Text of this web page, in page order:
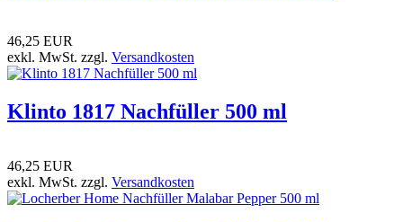
46,25 EUR
exkl. MwSt. zzgl. Versandkosten
Klinto 1817 Nachfüller 500 ml
46,25 EUR
exkl. MwSt. zzgl. Versandkosten